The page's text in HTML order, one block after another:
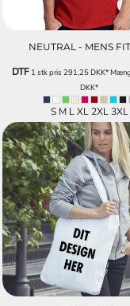
NEUTRAL - MENS
DTF1 stk pris 291,25DKK*
DKK*
S M L XL 2XL 3XL